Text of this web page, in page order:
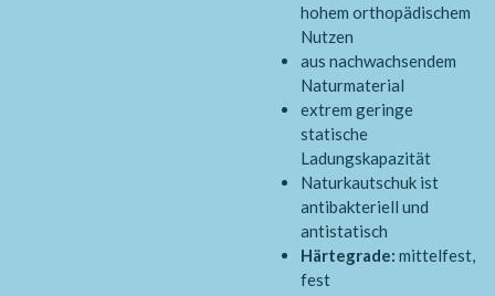
hohem orthopädischem
Nutzen
aus nachwachsendem
Naturmaterial
extrem geringe
statische
Ladungskapazität
Naturkautschuk ist
antibakteriell und
antistatisch
Härtegrade: mittelfest,
fest